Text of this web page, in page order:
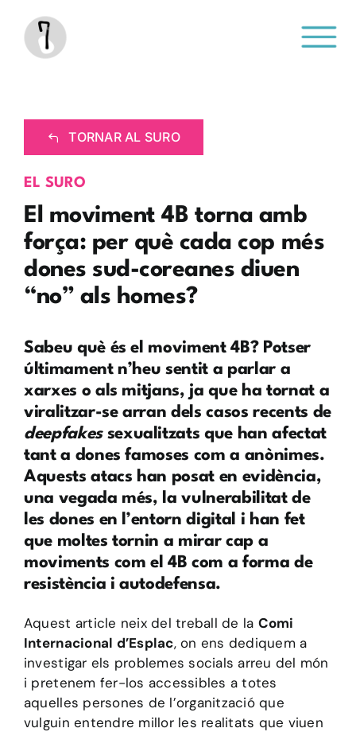
contenido
TORNAR AL SURO
EL SURO
El moviment 4B torna amb
força: per què cada cop més
dones sud-coreanes diuen
“no” als homes?
Sabeu què és el moviment 4B? Potser
últimament n’heu sentit a parlar a
xarxes o als mitjans, ja que ha tornat a
viralitzar-se arran dels casos recents de
deepfakessexualitzats que han afectat
tant a dones famoses com a anònimes.
Aquests atacs han posat en evidència,
una vegada més, la vulnerabilitat de
les dones en l’entorn digital i han fet
que moltes tornin a mirar cap a
moviments com el 4B com a forma de
resistència i autodefensa.
Aquest article neix del treball de la Comi
Internacional d’Esplac, on ens dediquem a
investigar els problemes socials arreu del món
i pretenem fer-los accessibles a totes
aquelles persones de l’organització que
vulguin entendre millor les realitats que viuen